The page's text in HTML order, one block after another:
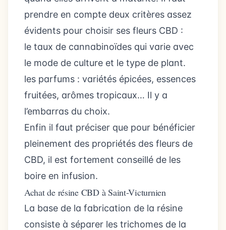
prendre en compte deux critères assez
évidents pour choisir ses fleurs CBD :
le taux de cannabinoïdes qui varie avec
le mode de culture et le type de plant.
les parfums : variétés épicées, essences
fruitées, arômes tropicaux… Il y a
l’embarras du choix.
Enfin il faut préciser que pour bénéficier
pleinement des propriétés des fleurs de
CBD, il est fortement conseillé de les
boire en infusion.
Achat de résine CBD à Saint-Victurnien
La base de la fabrication de la résine
consiste à séparer les trichomes de la